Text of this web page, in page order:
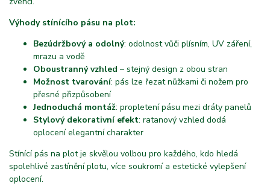
Výhody stínícího pásu na plot:
Bezúdržbový a odolný: odolnost vůči plísním, UV záření,
mrazu a vodě
Oboustranný vzhled – stejný design z obou stran
Možnost tvarování: pás lze řezat nůžkami či nožem pro
přesné přizpůsobení
Jednoduchá montáž: propletení pásu mezi dráty panelů
Stylový dekorativní efekt: ratanový vzhled dodá
oplocení elegantní charakter
Stínící pás na plot je skvělou volbou pro každého, kdo hledá
spolehlivé zastínění plotu, více soukromí a estetické vylepšení
oplocení.